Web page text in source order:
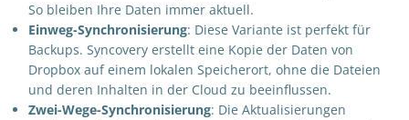
So bleiben Ihre Daten immer aktuell.
Einweg-Synchronisierung: Diese Variante ist perfekt für
Backups. Syncovery erstellt eine Kopie der Daten von
Dropbox auf einem lokalen Speicherort, ohne die Dateien
und deren Inhalten in der Cloud zu beeinflussen.
Zwei-Wege-Synchronisierung: Die Aktualisierungen